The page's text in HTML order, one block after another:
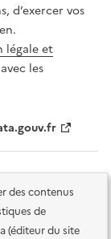
des contenus
de
(éditeur du site
d’exercer vos
légale et
les